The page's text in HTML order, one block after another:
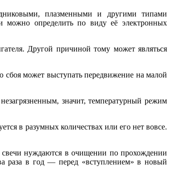
плазменными и другими типами
можно определить по виду её электронных
Другой причиной тому может являться
сбоя может выступать передвижение на малой
значит, температурный режим
в разумных количествах или его нет вовсе.
свечи нуждаются в очищении по прохождении
раза в год — перед «вступлением» в новый